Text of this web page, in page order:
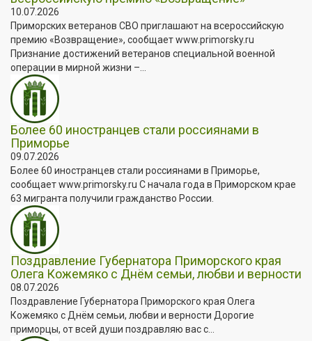
10.07.2026
Приморских ветеранов СВО приглашают на всероссийскую
премию «Возвращение», сообщает www.primorsky.ru
Признание достижений ветеранов специальной военной
операции в мирной жизни –...
Более 60 иностранцев стали россиянами в
Приморье
09.07.2026
Более 60 иностранцев стали россиянами в Приморье,
сообщает www.primorsky.ru С начала года в Приморском крае
63 мигранта получили гражданство России.
Поздравление Губернатора Приморского края
Олега Кожемяко с Днём семьи, любви и верности
08.07.2026
Поздравление Губернатора Приморского края Олега
Кожемяко с Днём семьи, любви и верности Дорогие
приморцы, от всей души поздравляю вас с...